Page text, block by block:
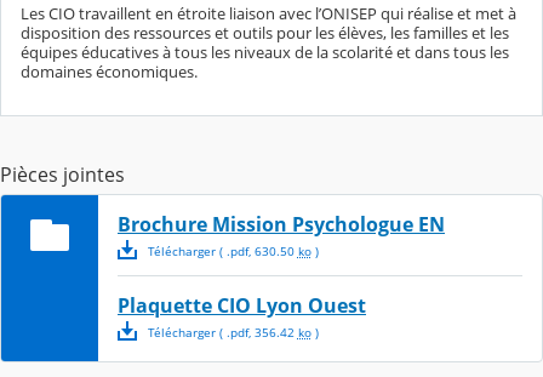
Les CIO travaillent en étroite liaison avec l’ONISEP qui réalise et met à
disposition des ressources et outils pour les élèves, les familles et les
équipes éducatives à tous les niveaux de la scolarité et dans tous les
domaines économiques.
Pièces jointes
Brochure Mission Psychologue EN
Télécharger( .pdf, 630.50 ko)
Plaquette CIO Lyon Ouest
Télécharger( .pdf, 356.42 ko)